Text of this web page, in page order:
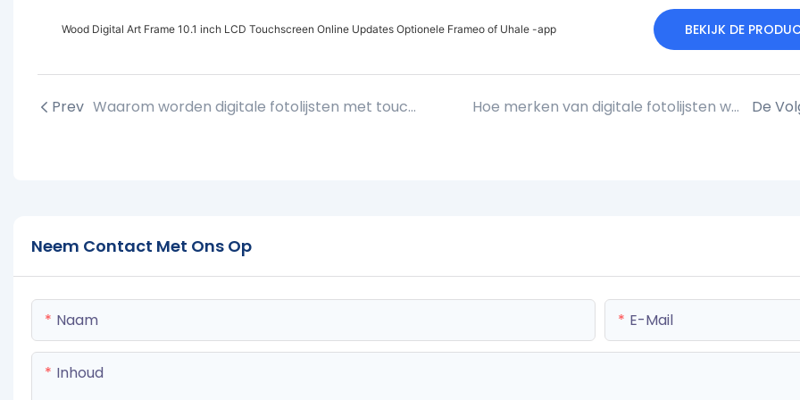
Wood Digital Art Frame 10.1 inch LCD Touchscreen Online Updates Optionele Frameo of Uhale -app BEKIJK DE
Prev Waarom worden digitale fotolijsten met touchscreen steeds populairder in de B2B-markt? Hoe merken van digitale fotolijsten wereldwijd groeien | YIAIFRAME OEM &amp; ODM productiepartner De
Neem Contact Met Ons Op
Naam E-Mail
Inhoud